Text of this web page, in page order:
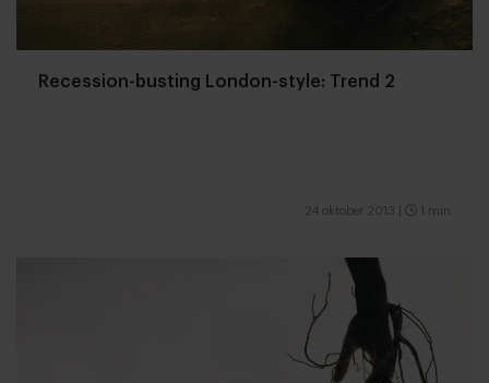
Recession-busting London-style: Trend 2
24 oktober 2013 1 min